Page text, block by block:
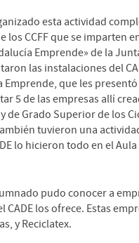
esta actividad
los CCFF que se imparten
Emprende» de la
las instalaciones del
que les
5 de las empresas allí
Grado Superior de los
también tuvieron una
lo hicieron todo en el
pudo conocer a
CADE los ofrece. Estas
y Reciclatex.